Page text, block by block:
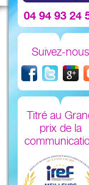
04 94 93 24
Suivez-nous
Titré au
prix de la